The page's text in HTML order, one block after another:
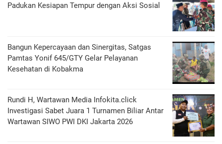
Padukan Kesiapan Tempur dengan Aksi Sosial
Bangun Kepercayaan dan Sinergitas, Satgas
Pamtas Yonif 645/GTY Gelar Pelayanan
Kesehatan di Kobakma
Rundi H, Wartawan Media Infokita.click
Investigasi Sabet Juara 1 Turnamen Biliar Antar
Wartawan SIWO PWI DKI Jakarta 2026